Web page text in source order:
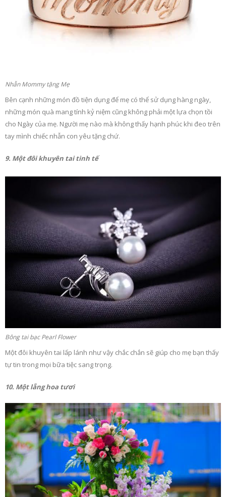
Nhẫn Mommy tặng Mẹ
Bên cạnh những món đồ tiện dụng để mẹ có thể sử dụng hàng ngày,
những món quà mang tính kỷ niệm cũng không phải một lựa chọn tồi
cho Ngày của mẹ. Người mẹ nào mà không thấy hạnh phúc khi đeo trên
tay mình chiếc nhẫn con yêu tặng chứ.
9. Một đôi khuyên tai tinh tế
Bông tai bạc Pearl Flower
Một đôi khuyên tai lấp lánh như vậy chắc chắn sẽ giúp cho mẹ bạn thấy
tự tin trong mọi bữa tiệc sang trọng.
10. Một lẵng hoa tươi